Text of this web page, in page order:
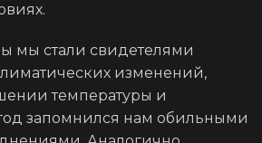
мы стали свидетелями
изменений,
температуры и
запомнился нам обильными